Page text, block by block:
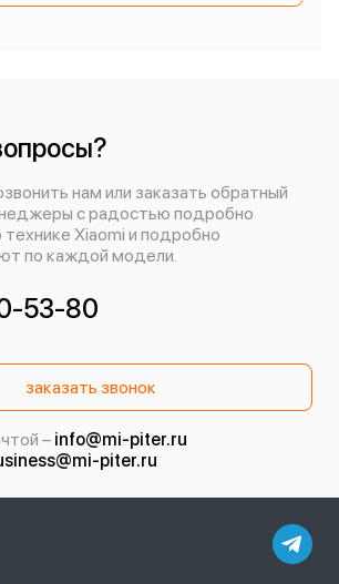
нам или заказать обратный
с радостью подробно
Xiaomi и подробно
по каждой модели.
53-80
заказать звонок
– info@mi-piter.ru
piter.ru